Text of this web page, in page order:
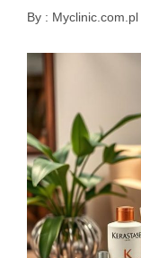
By : Myclinic.com.pl